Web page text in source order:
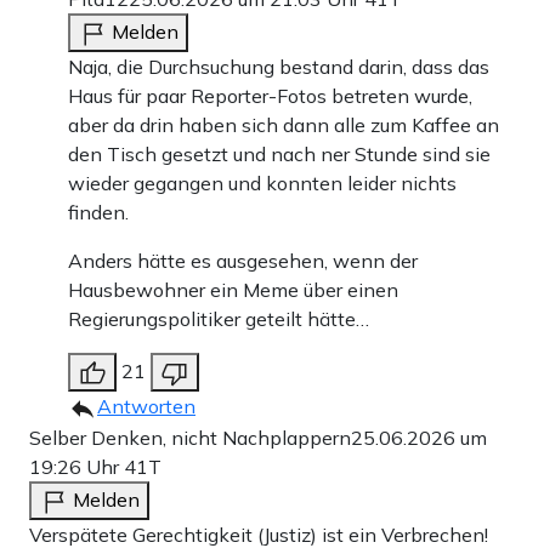
Melden
Naja, die Durchsuchung bestand darin, dass das
Haus für paar Reporter-Fotos betreten wurde,
aber da drin haben sich dann alle zum Kaffee an
den Tisch gesetzt und nach ner Stunde sind sie
wieder gegangen und konnten leider nichts
finden.
Anders hätte es ausgesehen, wenn der
Hausbewohner ein Meme über einen
Regierungspolitiker geteilt hätte…
21
Antworten
Selber Denken, nicht Nachplappern25.06.2026 um
19:26 Uhr 41T
Melden
Verspätete Gerechtigkeit (Justiz) ist ein Verbrechen!